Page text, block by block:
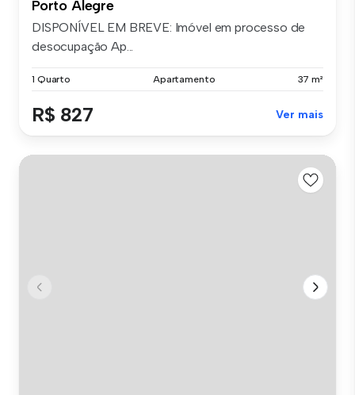
Porto Alegre
DISPONÍVEL EM BREVE: Imóvel em processo de
desocupação Ap...
1 Quarto Apartamento 37 m²
R$ 827 Ver mais